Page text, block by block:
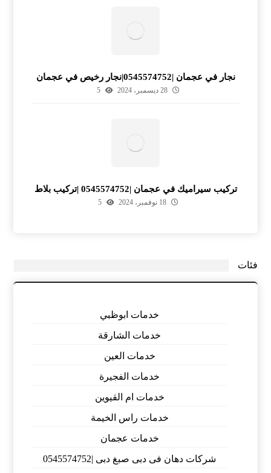
نجار في عجمان |0545574752|نجار رخيص في عجمان
28 ديسمبر، 2024 5
تركيب سيراميك في عجمان |0545574752 |تركيب بلاط
18 نوفمبر، 2024 5
فئات
خدمات ابوظبي
خدمات الشارقة
خدمات العين
خدمات الفجيرة
خدمات ام القيوين
خدمات راس الخيمة
خدمات عجمان
شركات دهان فى دبى صبغ دبى |0545574752